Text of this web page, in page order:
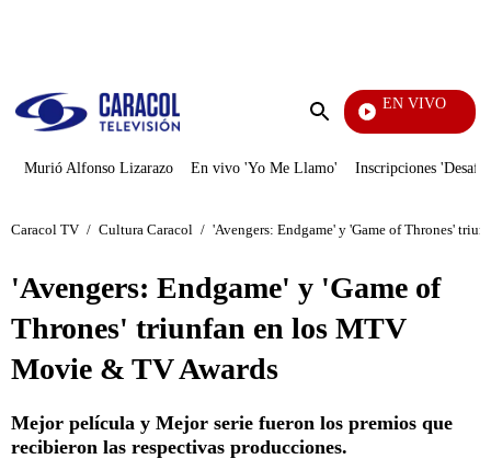
Enviar
EN VIVO
Día A Día
Murió Alfonso Lizarazo En vivo 'Yo Me Llamo' Inscripciones
Caracol TV / Cultura Caracol / 'Avengers: Endgame' y 'Game of Thrones'
'Avengers: Endgame' y 'Game of
Thrones' triunfan en los MTV
Movie & TV Awards
Mejor película y Mejor serie fueron los premios que
recibieron las respectivas producciones.